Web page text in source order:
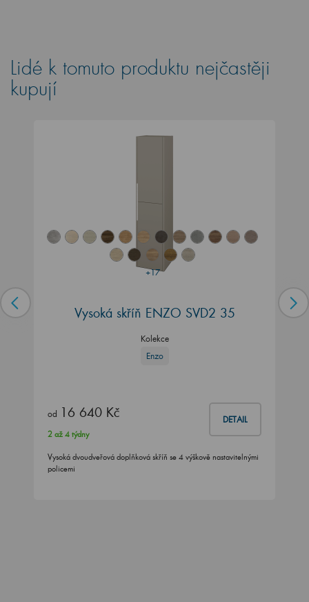
Lidé k tomuto produktu nejčastěji
kupují
+17
Vysoká skříň ENZO SVD2 35
Kolekce
Enzo
od 16 640 Kč DETAIL
2 až 4 týdny
Vysoká dvoudveřová doplňková skříň se 4 výškově nastavitelnými
policemi